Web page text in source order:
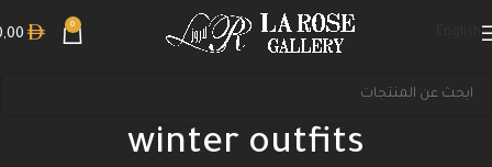
0
winter outfits